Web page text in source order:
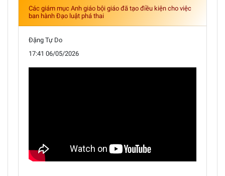
Các giám mục Anh giáo bội giáo đã tạo điều kiện cho việc
ban hành Đạo luật phá thai
Đặng Tự Do
17:41 06/05/2026